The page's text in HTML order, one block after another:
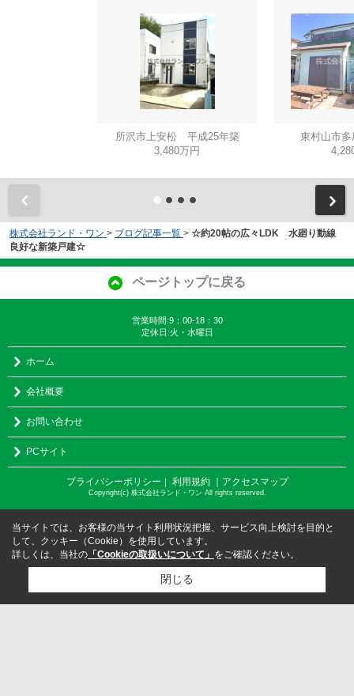
所沢市上安松 平成25年築
3,480万円
東村山市
株式会社ランド・ワン > ブログ記事一覧 > ☆約20帖の広々LDK 水廻り動線
良好な新築戸建☆
ページトップに戻る
営業時間:9：00-18：30
定休日:火・水曜日
ホーム
会社概要
お問い合わせ
PCサイト
プライバシーポリシー 利用規約 ｜アクセスマップ
Copyright(c) 株式会社ランド・ワン All rights reserved.
当サイトでは、お客様の当サイト利用状況把握、サービス向上検討を目的と
して、クッキー（Cookie）を使用しています。
詳しくは、当社の 「Cookieの取扱いについて」 をご確認ください。
閉じる